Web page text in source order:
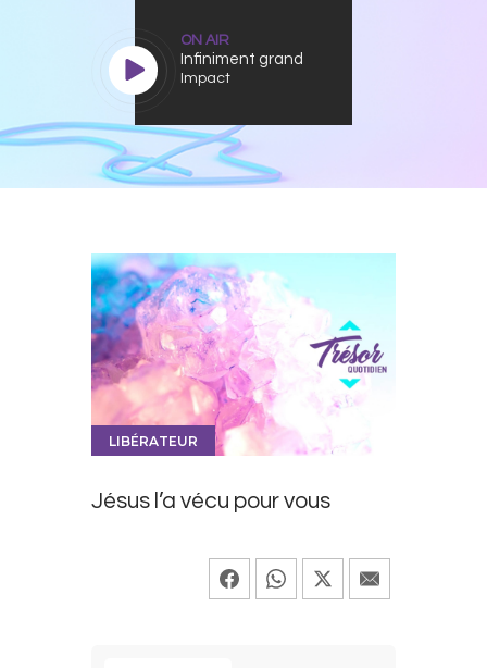
ON AIR
Infiniment grand
Impact
LIBÉRATEUR
Jésus l’a vécu pour vous